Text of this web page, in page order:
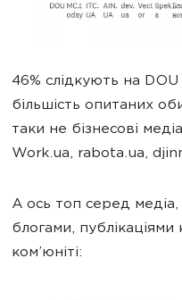
46% слідкують на
більшість опитаних
таки не бізнесові
Work.ua, rabota.ua,
А ось топ серед медіа,
блогами, публікаціями
ком’юніті: